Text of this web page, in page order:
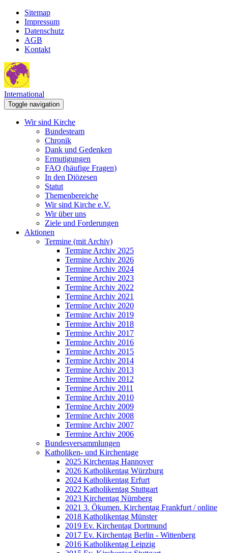
Sitemap
Impressum
Datenschutz
AGB
Kontakt
International
Toggle navigation
Wir sind Kirche
Bundesteam
Chronik
Dank und Gedenken
Ermutigungen
FAQ (häufige Fragen)
In den Diözesen
Statut
Themenbereiche
Wir sind Kirche e.V.
Wir über uns
Ziele und Forderungen
Aktionen
Termine (mit Archiv)
Termine Archiv 2025
Termine Archiv 2026
Termine Archiv 2024
Termine Archiv 2023
Termine Archiv 2022
Termine Archiv 2021
Termine Archiv 2020
Termine Archiv 2019
Termine Archiv 2018
Termine Archiv 2017
Termine Archiv 2016
Termine Archiv 2015
Termine Archiv 2014
Termine Archiv 2013
Termine Archiv 2012
Termine Archiv 2011
Termine Archiv 2010
Termine Archiv 2009
Termine Archiv 2008
Termine Archiv 2007
Termine Archiv 2006
Bundesversammlungen
Katholiken- und Kirchentage
2025 Kirchentag Hannover
2026 Katholikentag Würzburg
2024 Katholikentag Erfurt
2022 Katholikentag Stuttgart
2023 Kirchentag Nürnberg
2021 3. Ökumen. Kirchentag Frankfurt / online
2018 Katholikentag Münster
2019 Ev. Kirchentag Dortmund
2017 Ev. Kirchentag Berlin - Wittenberg
2016 Katholikentag Leipzig